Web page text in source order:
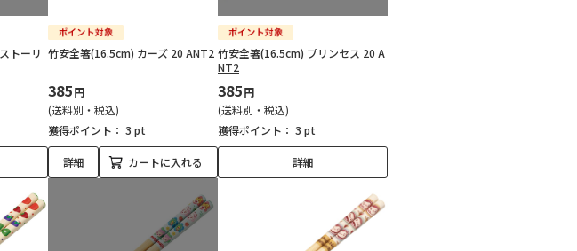
トーリ 竹安全箸(16.5cm) カーズ 20 ANT2
385円
(送料別・税込)
獲得ポイント： 3 pt
詳細 カートに入れる
竹安全箸(16.5cm) プリンセス 20 A
NT2
385円
(送料別・税込)
獲得ポイント： 3 pt
詳細